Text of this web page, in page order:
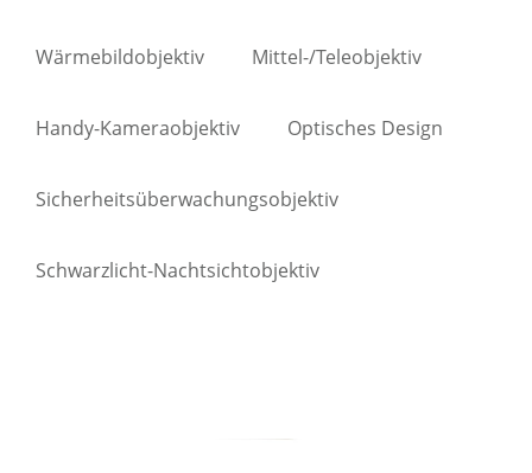
Wärmebildobjektiv Mittel-/Teleobjektiv
Handy-Kameraobjektiv Optisches Design
Sicherheitsüberwachungsobjektiv
Schwarzlicht-Nachtsichtobjektiv